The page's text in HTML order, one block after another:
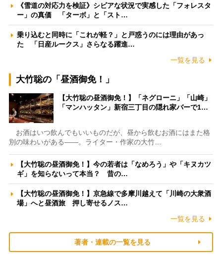
《雪道の対応力を検証》シビアな状況で実感した「フォレスタ
ー」の真価 「ターボ」と「スト…
乗り込むと同時に「これが軽？」と戸惑うのには理由があっ
た 「日産ルークス」さらなる躍進…
一覧を見る
大竹聡の「昼酒御免！」
【大竹聡の昼酒御免！】「ネグローニ」「山崎」
「マンハッタン」新宿三丁目の隠れ家バーで1…
お酒はいつ飲んでもいいものだが、昼から飲むお酒にはまた格
別の味わいがある――。ライター・作家の大竹…
【大竹聡の昼酒御免！】今の若者は「なめろう」や「キヌカツ
ギ」を知らないって本当？ 昔の…
【大竹聡の昼酒御免！】京急線で多摩川越えて「川崎の大衆酒
場」へと昼酒旅 押し寄せるノス…
一覧を見る
著者・連載の一覧を見る